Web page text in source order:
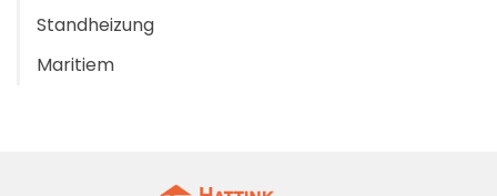
Standheizung
Maritiem